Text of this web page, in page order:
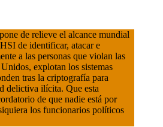
de relieve el alcance mundial
de identificar, atacar e
a las personas que violan las
explotan los sistemas
tras la criptografía para
delictiva ilícita. Que esta
de que nadie está por
los funcionarios políticos